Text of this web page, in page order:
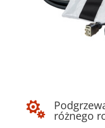
 różnego